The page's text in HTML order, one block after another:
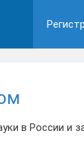
в России и